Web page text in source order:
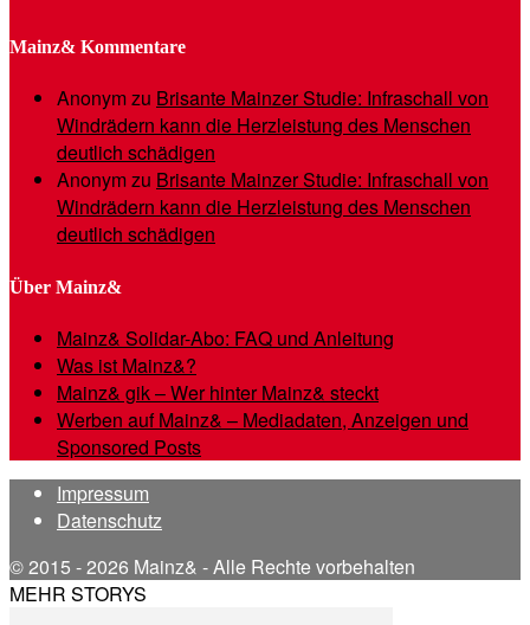
Mainz& Kommentare
Anonymzu Brisante Mainzer Studie: Infraschall von
Windrädern kann die Herzleistung des Menschen
deutlich schädigen
Anonymzu Brisante Mainzer Studie: Infraschall von
Windrädern kann die Herzleistung des Menschen
deutlich schädigen
Über Mainz&
Mainz& Solidar-Abo: FAQ und Anleitung
Was ist Mainz&?
Mainz& gik – Wer hinter Mainz& steckt
Werben auf Mainz& – Mediadaten, Anzeigen und
Sponsored Posts
Impressum
Datenschutz
© 2015 - 2026 Mainz& - Alle Rechte vorbehalten
MEHR STORYS